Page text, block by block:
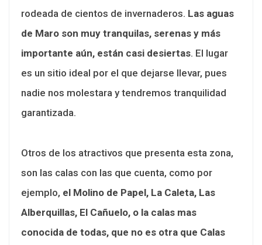
rodeada de cientos de invernaderos. Las aguas
de Maro son muy tranquilas, serenas y más
importante aún, están casi desiertas. El lugar
es un sitio ideal por el que dejarse llevar, pues
nadie nos molestara y tendremos tranquilidad
garantizada.
Otros de los atractivos que presenta esta zona,
son las calas con las que cuenta, como por
ejemplo, el Molino de Papel, La Caleta, Las
Alberquillas, El Cañuelo, o la calas mas
conocida de todas, que no es otra que Calas